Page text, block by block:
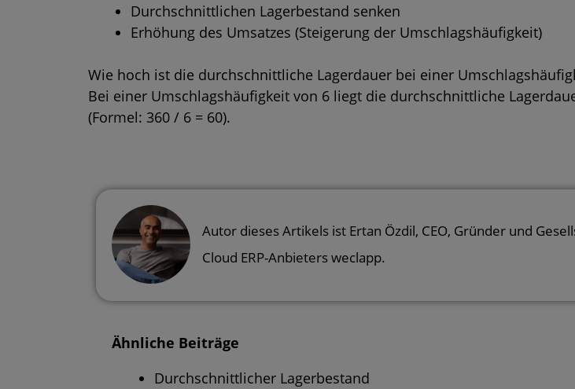
Durchschnittlichen Lagerbestand senken
Erhöhung des Umsatzes (Steigerung der Umschlagshäufigkeit)
Wie hoch ist die durchschnittliche Lagerdauer bei einer
Bei einer Umschlagshäufigkeit von 6 liegt die durchschnittliche
(Formel: 360 / 6 = 60).
Autor dieses Artikels ist Ertan Özdil, CEO, Gründer und
Cloud ERP-Anbieters weclapp.
Ähnliche Beiträge
Durchschnittlicher Lagerbestand